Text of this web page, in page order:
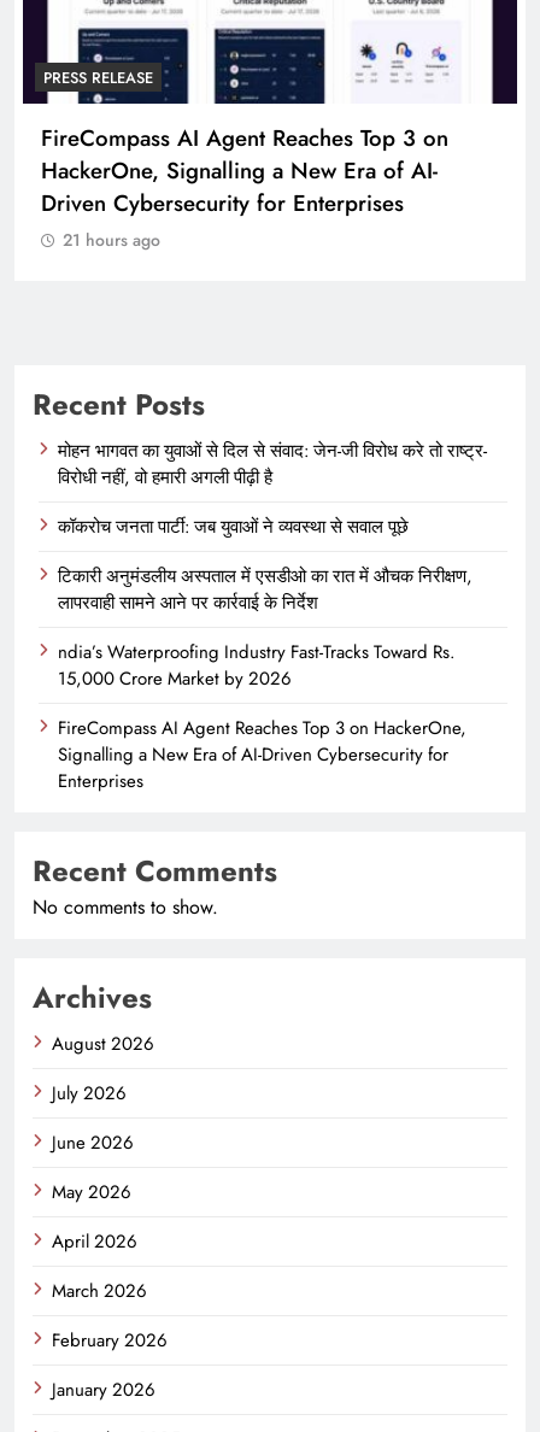
PRESS RELEASE
Broadway Partners With The Foundery FWD
To Launch Participating Consumer Brands
21 hours ago
Recent Posts
मोहन भागवत का युवाओं से दिल से संवाद: जेन-जी विरोध करे तो राष्ट्र-
विरोधी नहीं, वो हमारी अगली पीढ़ी है
कॉकरोच जनता पार्टी: जब युवाओं ने व्यवस्था से सवाल पूछे
टिकारी अनुमंडलीय अस्पताल में एसडीओ का रात में औचक निरीक्षण,
लापरवाही सामने आने पर कार्रवाई के निर्देश
ndia’s Waterproofing Industry Fast-Tracks Toward Rs.
15,000 Crore Market by 2026
FireCompass AI Agent Reaches Top 3 on HackerOne,
Signalling a New Era of AI-Driven Cybersecurity for
Enterprises
Recent Comments
No comments to show.
Archives
August 2026
July 2026
June 2026
May 2026
April 2026
March 2026
February 2026
January 2026